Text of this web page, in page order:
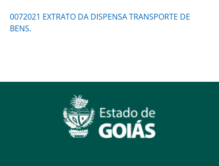
0072021 EXTRATO DA DISPENSA TRANSPORTE DE
BENS.